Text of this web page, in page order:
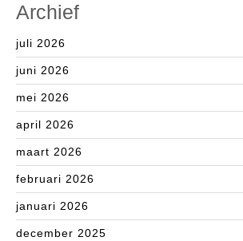
Archief
juli 2026
juni 2026
mei 2026
april 2026
maart 2026
februari 2026
januari 2026
december 2025